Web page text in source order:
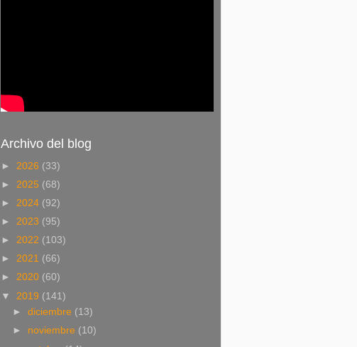
Archivo del blog
► 2026 (33)
► 2025 (68)
► 2024 (92)
► 2023 (95)
► 2022 (103)
► 2021 (66)
► 2020 (60)
▼ 2019 (141)
►diciembre (13)
► noviembre (10)